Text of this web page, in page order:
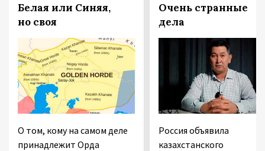
Белая или Синяя,
но своя
О том, кому на самом деле
принадлежит Орда
Очень странные
дела
Россия объявила
казахстанского